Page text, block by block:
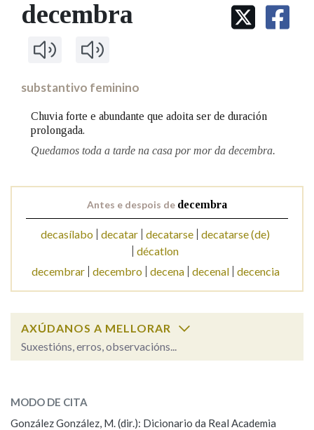
IDENTIDADE CORPORATIVA
MARCIAL DEL ADALID
FIGURAS HOMENAXEADAS
Facebook
TwitterYoutubeInstagram
Bluesky
BUSCAR NOS LEMAS
Comeza por
Contén
BUSCAR NO CONTIDO
Na fraseoloxía
OUTRAS OPCIÓNS DE BUSCA
decembra
substantivo feminino
Chuvia forte e abundante que adoita ser de duración
prolongada.
Quedamos toda a tarde na casa por mor da decembra.
Antes e despois de decembra
decasílabo decatar decatarse decatarse (de)
décatlon
decembrar
decembro decena decenal decencia
AXÚDANOS A MELLORAR
Suxestións, erros, observacións...
ESCOLLE UNHA OPCIÓN:
MODO DE CITA
González González, M. (dir.): Dicionario da Real Academia